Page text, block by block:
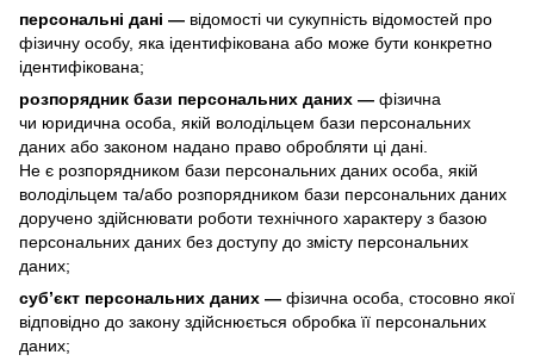
персональні дані — відомості чи сукупність відомостей про
фізичну особу, яка ідентифікована або може бути конкретно
ідентифікована;
розпорядник бази персональних даних — фізична
чи юридична особа, якій володільцем бази персональних
даних або законом надано право обробляти ці дані.
Не є розпорядником бази персональних даних особа, якій
володільцем та/або розпорядником бази персональних даних
доручено здійснювати роботи технічного характеру з базою
персональних даних без доступу до змісту персональних
даних;
суб’єкт персональних даних — фізична особа, стосовно якої
відповідно до закону здійснюється обробка її персональних
даних;